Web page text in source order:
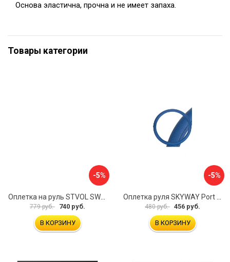
Основа эластична, прочна и не имеет запаха.
Товары категории
-5%
779 руб. 740 руб.
В КОРЗИНУ
-5%
480 руб. 456 руб.
В КОРЗИНУ